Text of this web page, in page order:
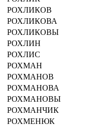
РОХЛИКОВ
РОХЛИКОВА
РОХЛИКОВЫ
РОХЛИН
РОХЛИС
РОХМАН
РОХМАНОВ
РОХМАНОВА
РОХМАНОВЫ
РОХМАНЧИК
РОХМЕНЮК